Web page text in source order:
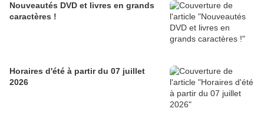
Nouveautés DVD et livres en grands
caractères !
Horaires d'été à partir du 07 juillet
2026